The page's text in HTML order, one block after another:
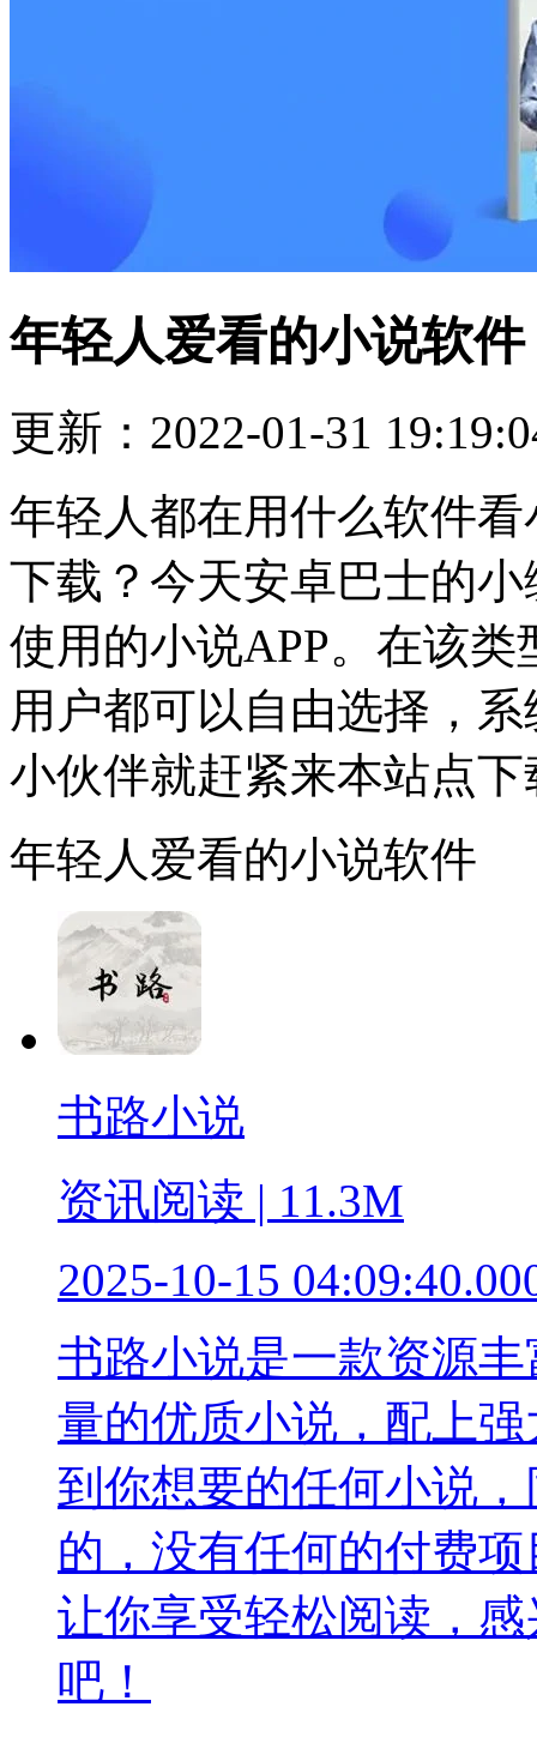
年轻人爱看的小说软件
更新：2022-01-31
年轻人都在用什么软件
下载？今天安卓巴士的
使用的小说APP。在该
用户都可以自由选择，
小伙伴就赶紧来本站点下
年轻人爱看的小说软件
书路小说
资讯阅读 | 11.3M
2025-10-15
书路小说是一款资源
量的优质小说，配上
到你想要的任何小说
的，没有任何的付费
让你享受轻松阅读，
吧！